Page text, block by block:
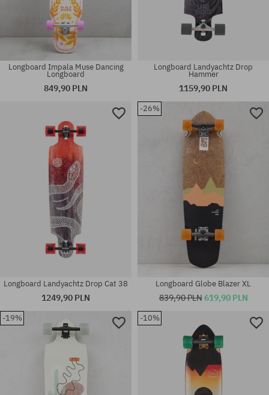
Dostępne rozmiary:
Dostępne rozmiary:
Longboard Impala Muse Dancing
Longboard
849,90 PLN
Dostępne rozmiary:
Longboard Landyachtz Drop
Hammer
1159,90 PLN
Longboard Landyachtz Drop Cat 38
1249,90 PLN
-26%
Longboard Globe Blazer XL
839,90 PLN619,90 PLN
-19% -10%